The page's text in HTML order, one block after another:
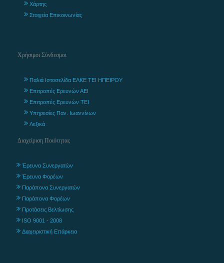
Χάρτης
Στοιχεία Επικοινωνίας
Χρήσιμοι Σύνδεσμοι
Παλιά Ιστοσελίδα ΕΛΚΕ ΤΕΙ ΗΠΕΙΡΟΥ
Επιτροπές Ερευνών ΑΕΙ
Επιτροπές Ερευνών ΤΕΙ
Υπηρεσίες Παν. Ιωαννίνων
Λεξικά
Διαχείριση Ποιότητας
Έρευνα Συνεργατών
Έρευνα Φορέων
Παράπονα Συνεργατών
Παράπονα Φορέων
Προτάσεις Βελτίωσης
ISO 9001 - 2008
Διαχειριστική Επάρκεια